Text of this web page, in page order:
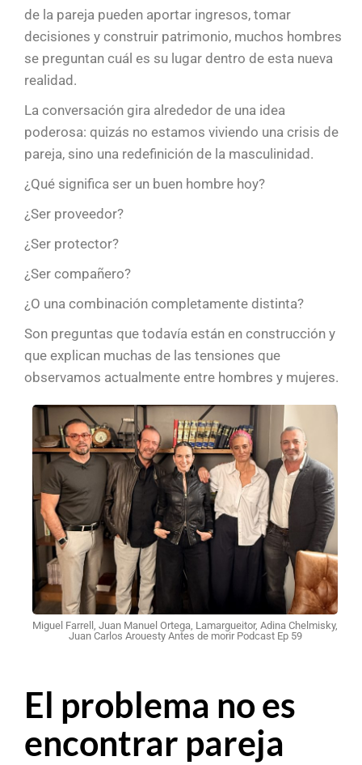
de la pareja pueden aportar ingresos, tomar
decisiones y construir patrimonio, muchos hombres
se preguntan cuál es su lugar dentro de esta nueva
realidad.
La conversación gira alrededor de una idea
poderosa: quizás no estamos viviendo una crisis de
pareja, sino una redefinición de la masculinidad.
¿Qué significa ser un buen hombre hoy?
¿Ser proveedor?
¿Ser protector?
¿Ser compañero?
¿O una combinación completamente distinta?
Son preguntas que todavía están en construcción y
que explican muchas de las tensiones que
observamos actualmente entre hombres y mujeres.
Miguel Farrell, Juan Manuel Ortega, Lamargueitor, Adina Chelmisky,
Juan Carlos Arouesty Antes de morir Podcast Ep 59
El problema no es
encontrar pareja